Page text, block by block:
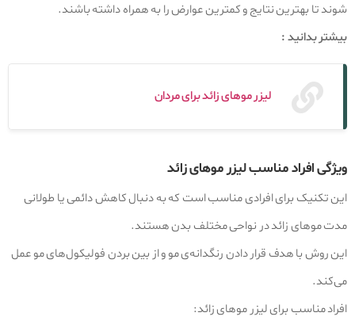
شوند تا بهترین نتایج و کمترین عوارض را به همراه داشته باشند.
بیشتر بدانید :
لیزر موهای زائد برای مردان
ویژگی افراد مناسب لیزر موهای زائد
این تکنیک برای افرادی مناسب است که به دنبال کاهش دائمی یا طولانی‌
مدت موهای زائد در نواحی مختلف بدن هستند.
این روش با هدف قرار دادن رنگدانه‌ی مو و از بین بردن فولیکول‌های مو عمل
می‌کند.
افراد مناسب برای لیزر موهای زائد: